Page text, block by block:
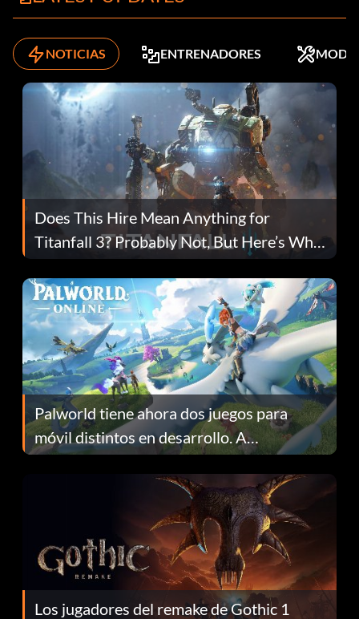
NOTICIAS ENTRENADORES MODS
Does This Hire Mean Anything for
Titanfall 3? Probably Not, But Here’s Why
Fans Are Hopeful
Palworld tiene ahora dos juegos para
móvil distintos en desarrollo. A
continuación te explicamos por qué.
Los jugadores del remake de Gothic 1